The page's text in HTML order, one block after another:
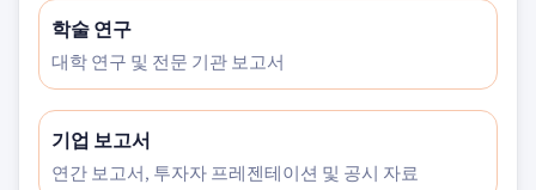
학술 연구
대학 연구 및 전문 기관 보고서
기업 보고서
연간 보고서, 투자자 프레젠테이션 및 공시 자료